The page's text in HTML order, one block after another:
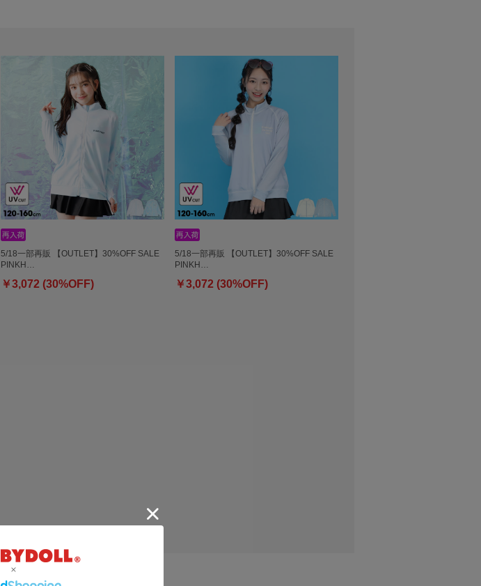
5/18一部再販 【OUTLET】30%OFF SALE
PINKH…
￥3,072 (30%OFF)
5/18一部再販 【OUTLET】30%OFF SALE
PINKH…
￥3,072 (30%OFF)